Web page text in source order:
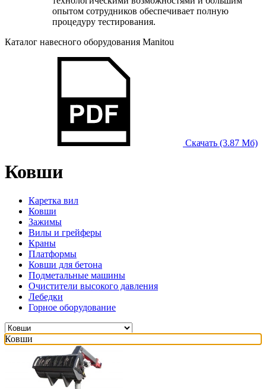
опытом сотрудников обеспечивает полную
процедуру тестирования.
Каталог навесного оборудования Manitou
Скачать (3.87 Мб)
Ковши
Каретка вил
Ковши
Зажимы
Вилы и грейферы
Краны
Платформы
Ковши для бетона
Подметальные машины
Очистители высокого давления
Лебедки
Горное оборудование
Ковши